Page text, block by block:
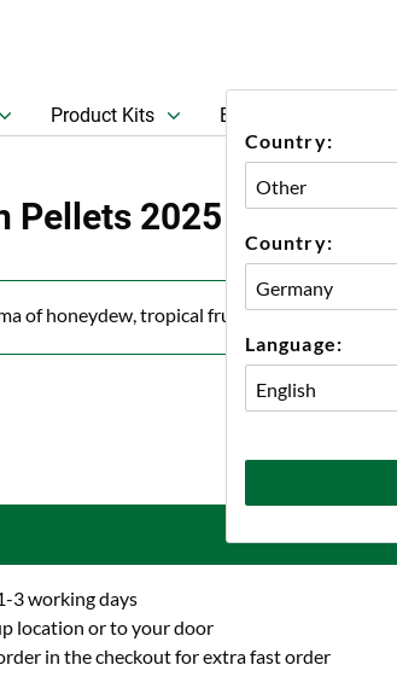
Country:
Country:
Language:
Product Kits Beer
Pellets 2025 5kg
of honeydew, tropical fruit, oranges, vanilla
3 working days
location or to your door
in the checkout for extra fast order